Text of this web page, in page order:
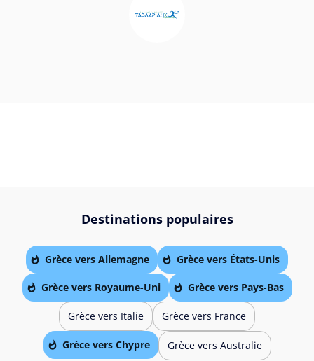
Destinations populaires
Grèce vers Allemagne Grèce vers États-Unis
Grèce vers Royaume-Uni Grèce vers Pays-Bas
Grèce vers Italie Grèce vers France
Grèce vers Chypre Grèce vers Australie